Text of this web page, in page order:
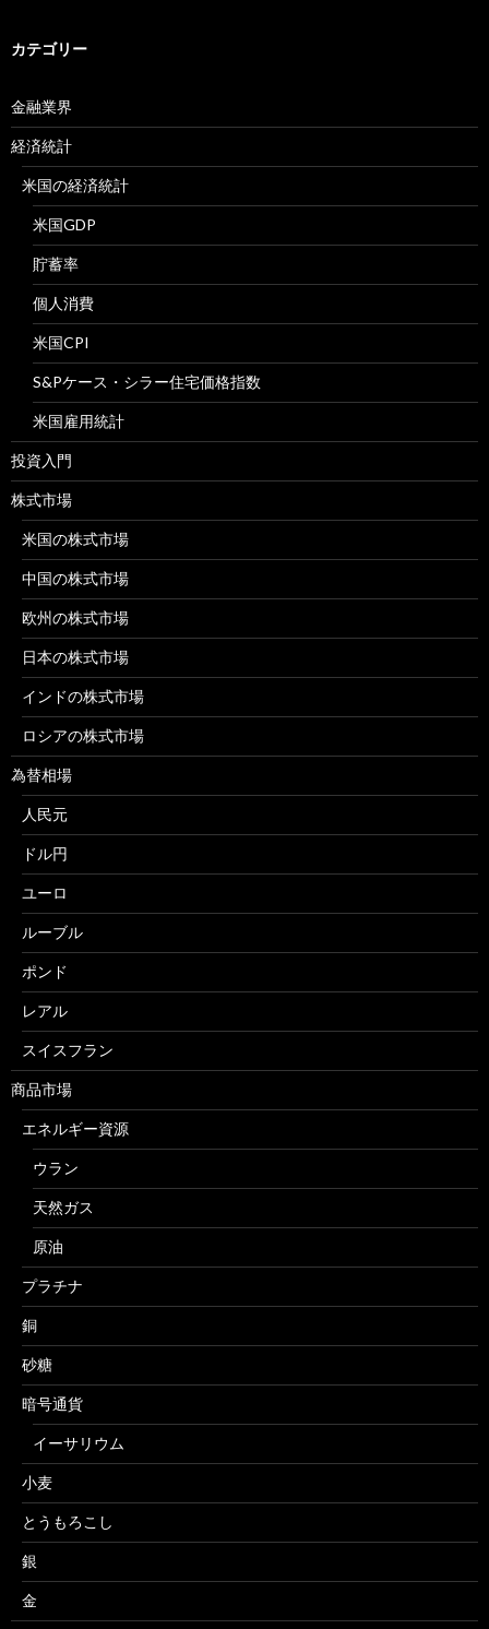
カテゴリー
金融業界
経済統計
米国の経済統計
米国GDP
貯蓄率
個人消費
米国CPI
S&Pケース・シラー住宅価格指数
米国雇用統計
投資入門
株式市場
米国の株式市場
中国の株式市場
欧州の株式市場
日本の株式市場
インドの株式市場
ロシアの株式市場
為替相場
人民元
ドル円
ユーロ
ルーブル
ポンド
レアル
スイスフラン
商品市場
エネルギー資源
ウラン
天然ガス
原油
プラチナ
銅
砂糖
暗号通貨
イーサリウム
小麦
とうもろこし
銀
金